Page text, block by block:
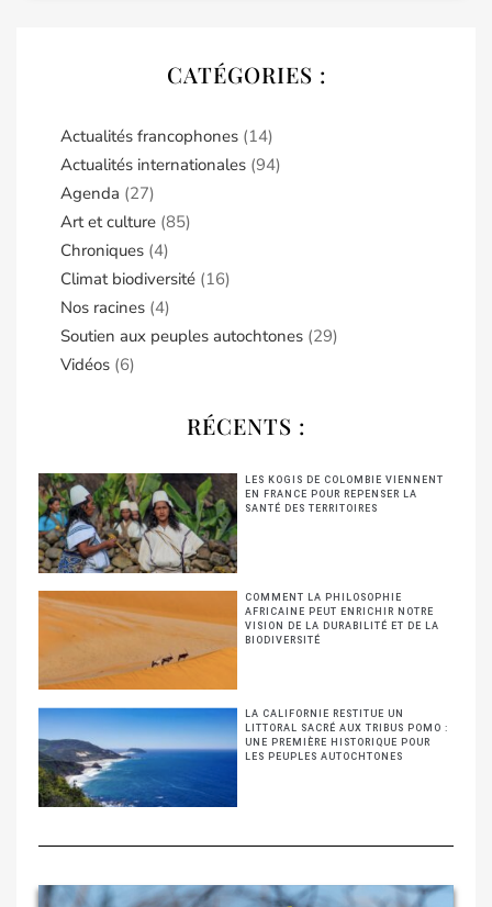
CATÉGORIES :
Actualités francophones (14)
Actualités internationales (94)
Agenda (27)
Art et culture (85)
Chroniques (4)
Climat biodiversité (16)
Nos racines (4)
Soutien aux peuples autochtones (29)
Vidéos (6)
RÉCENTS :
LES KOGIS DE COLOMBIE VIENNENT
EN FRANCE POUR REPENSER LA
SANTÉ DES TERRITOIRES
COMMENT LA PHILOSOPHIE
AFRICAINE PEUT ENRICHIR NOTRE
VISION DE LA DURABILITÉ ET DE LA
BIODIVERSITÉ
LA CALIFORNIE RESTITUE UN
LITTORAL SACRÉ AUX TRIBUS POMO :
UNE PREMIÈRE HISTORIQUE POUR
LES PEUPLES AUTOCHTONES